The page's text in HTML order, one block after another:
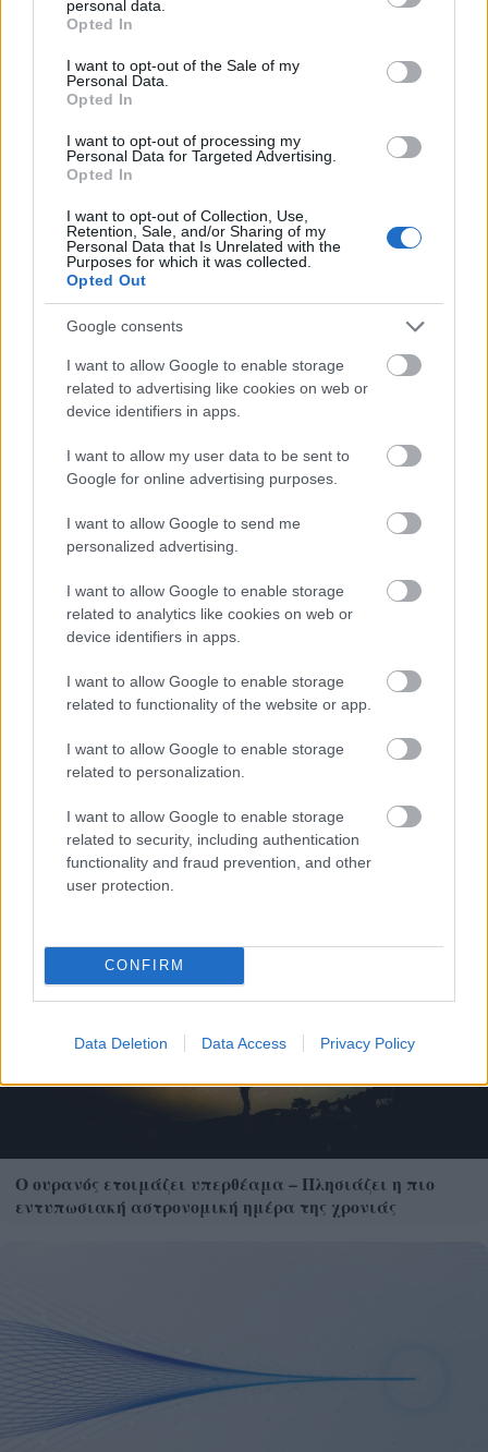
grant or deny consent to Google and its third-party tags to
use your data for below specified purposes in below Google
consent section.
personal data.
Opted In
I want to opt-out of the Sale of my
Personal Data.
Opted In
I want to opt-out of processing my
Personal Data for Targeted Advertising.
Opted In
I want to opt-out of Collection, Use,
Retention, Sale, and/or Sharing of my
Personal Data that Is Unrelated with the
Purposes for which it was collected.
Opted Out
Google consents
I want to allow Google to enable storage
related to advertising like cookies on web or
device identifiers in apps.
I want to allow my user data to be sent to
Google for online advertising purposes.
I want to allow Google to send me
personalized advertising.
I want to allow Google to enable storage
related to analytics like cookies on web or
device identifiers in apps.
I want to allow Google to enable storage
related to functionality of the website or app.
I want to allow Google to enable storage
related to personalization.
I want to allow Google to enable storage
related to security, including authentication
functionality and fraud prevention, and other
user protection.
CONFIRM
Data Deletion Data Access Privacy Policy
Δεν ανοίγει η μπάρα στα διόδια με το e-pass ενώ έχει
χρήματα «μέσα»;
Η Google ΑΙ ο Hassabis και η δήλωση για την θεραπεία
του καρκίνου που εξηγεί τις αλλαγές στην κορυφή
Λαμπρός εσπερινός στον Ψαθόπυργο για την
Ο ουρανός ετοιμάζει υπερθέαμα – Πλησιάζει η πιο
εντυπωσιακή αστρονομική ημέρα της χρονιάς